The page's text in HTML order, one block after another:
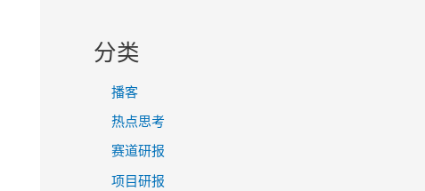
分类
播客
热点思考
赛道研报
项目研报